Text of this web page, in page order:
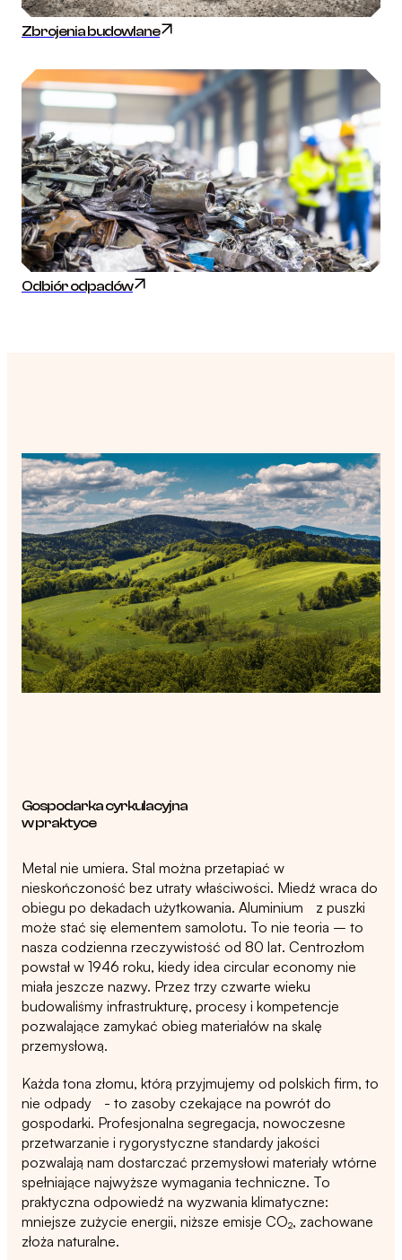
Zbrojenia budowlane
Odbiór odpadów
Gospodarka cyrkulacyjna
w praktyce
Metal nie umiera. Stal można przetapiać w
nieskończoność bez utraty właściwości. Miedź wraca do
obiegu po dekadach użytkowania. Aluminium z puszki
może stać się elementem samolotu. To nie teoria – to
nasza codzienna rzeczywistość od 80 lat. Centrozłom
powstał w 1946 roku, kiedy idea circular economy nie
miała jeszcze nazwy. Przez trzy czwarte wieku
budowaliśmy infrastrukturę, procesy i kompetencje
pozwalające zamykać obieg materiałów na skalę
przemysłową.
Każda tona złomu, którą przyjmujemy od polskich firm, to
nie odpady - to zasoby czekające na powrót do
gospodarki. Profesjonalna segregacja, nowoczesne
przetwarzanie i rygorystyczne standardy jakości
pozwalają nam dostarczać przemysłowi materiały wtórne
spełniające najwyższe wymagania techniczne. To
praktyczna odpowiedź na wyzwania klimatyczne:
mniejsze zużycie energii, niższe emisje CO₂, zachowane
złoża naturalne.